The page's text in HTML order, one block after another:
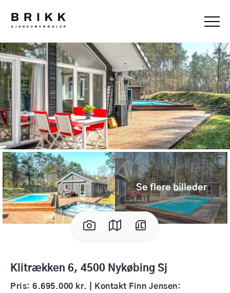
Se flere billeder
Klitrækken 6, 4500 Nykøbing Sj
Pris: 6.695.000 kr. | Kontakt Finn Jensen: